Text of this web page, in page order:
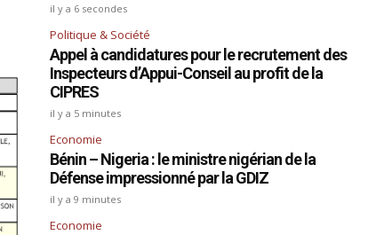
il y a 6 secondes
Politique & Société
Appel à candidatures pour le recrutement des
Inspecteurs d’Appui-Conseil au profit de la
CIPRES
il y a 5 minutes
Economie
Bénin – Nigeria : le ministre nigérian de la
Défense impressionné par la GDIZ
il y a 9 minutes
Economie